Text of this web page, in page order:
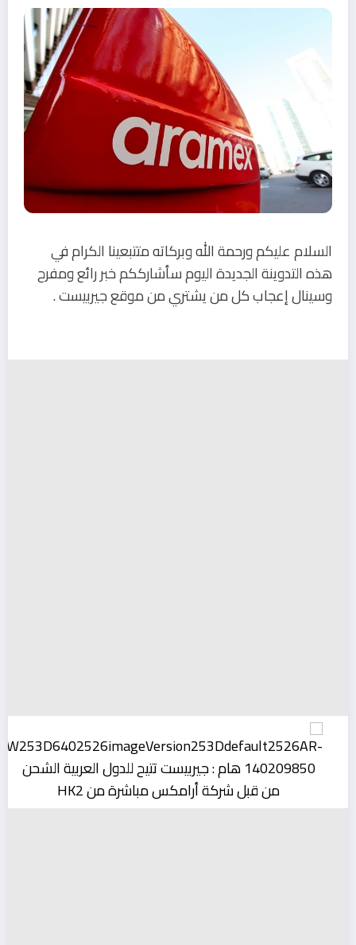
السلام عليكم ورحمة الله وبركاته متتبعينا الكرام في
هذه التدوينة الجديدة اليوم سأشارككم خبر رائع ومفرح
وسينال إعجاب كل من يشتري من موقع جيربيست .